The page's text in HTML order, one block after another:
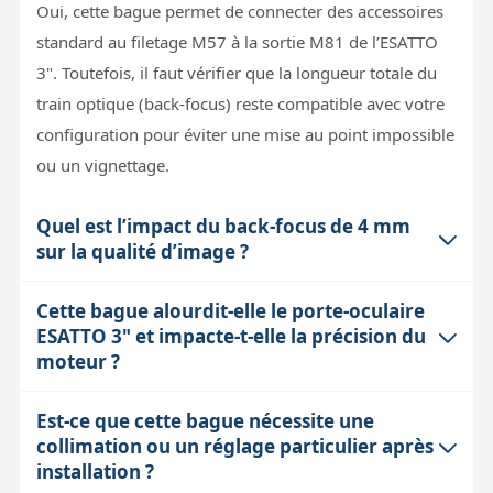
Oui, cette bague permet de connecter des accessoires
standard au filetage M57 à la sortie M81 de l’ESATTO
3". Toutefois, il faut vérifier que la longueur totale du
train optique (back-focus) reste compatible avec votre
configuration pour éviter une mise au point impossible
ou un vignettage.
Quel est l’impact du back-focus de 4 mm
sur la qualité d’image ?
Le back-focus de 4 mm signifie que la bague ajoute
cette distance entre le porte-oculaire motorisé et
l’accessoire. Cette valeur est faible et bien maîtrisée
faut s’assurer que le reste de votre chaîne optique
respecte le back-focus recommandé par votre
Cette bague alourdit-elle le porte-oculaire
ESATTO 3" et impacte-t-elle la précision du
moteur ?
La bague est en aluminium anodisé, donc légère, et
son poids est négligeable par rapport à la charge totale
sur le porte-oculaire ESATTO 3". Elle ne devrait pas
Est-ce que cette bague nécessite une
collimation ou un réglage particulier après
installation ?